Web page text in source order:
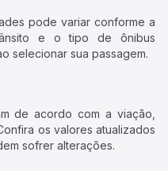
pode variar conforme a
e o tipo de ônibus
selecionar sua passagem.
de acordo com a viação,
os valores atualizados
sofrer alterações.